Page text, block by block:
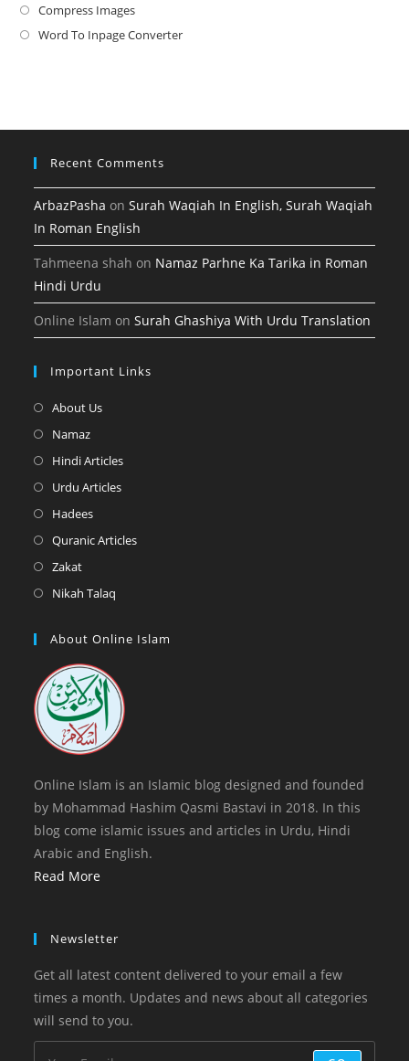
new
a
Compress ImagesOpens
in
Word To Inpage ConverterOpens
tab
Recent Comments
ArbazPasha onSurah Waqiah In English, Surah Waqiah
In Roman English
Tahmeena shah on Namaz Parhne Ka Tarika in Roman
Hindi Urdu
Online Islam onSurah Ghashiya With Urdu Translation
Important Links
About UsOpens
tab
NamazOpens
in
tab
Hindi ArticlesOpens
tab
Urdu ArticlesOpens
HadeesOpens
in
tab
Quranic ArticlesOpens
ZakatOpens
in
new
Nikah Talaq
a
tab
About Online Islam
Online Islam is an Islamic blog designed and founded
by Mohammad Hashim Qasmi Bastavi in 2018. In this
blog come islamic issues and articles in Urdu, Hindi
Arabic and English.
Read More
Newsletter
Get all latest content delivered to your email a few
times a month. Updates and news about all categories
will send to you.